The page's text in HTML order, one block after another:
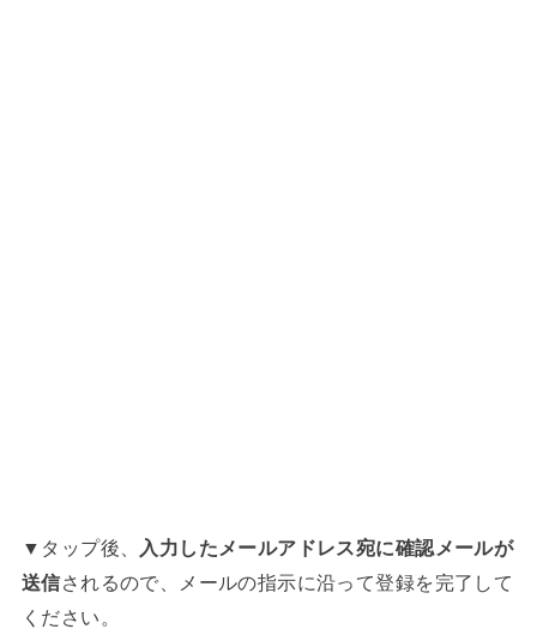
▼タップ後、
入力したメールアドレス宛に確認メールが
送信されるので、メールの指示に沿って登録を完了して
ください。